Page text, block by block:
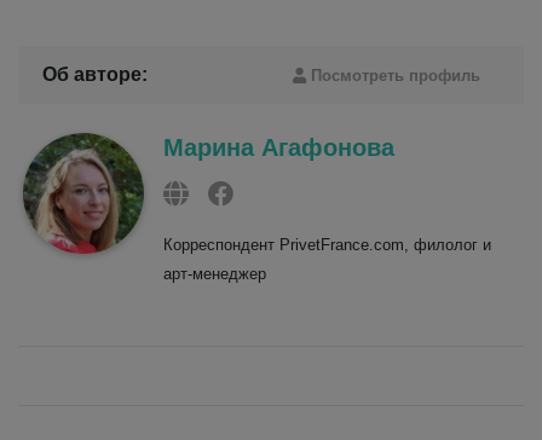
Об авторе: Посмотреть профиль
Марина Агафонова
Корреспондент PrivetFrance.com, филолог и
арт-менеджер